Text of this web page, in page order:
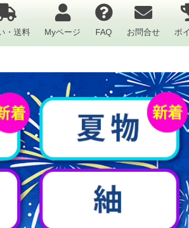
・送料 Myページ FAQ お問合せ ポ